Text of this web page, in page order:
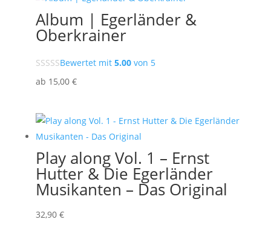
Album | Egerländer &
Oberkrainer
Bewertet mit 5.00von 5
ab 15,00 €
Play along Vol. 1 – Ernst
Hutter & Die Egerländer
Musikanten – Das Original
32,90 €